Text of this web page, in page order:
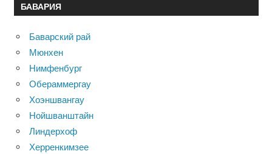
БАВАРИЯ
Баварский рай
Мюнхен
Нимфенбург
Обераммергау
Хоэншвангау
Нойшванштайн
Линдерхоф
Херренкимзее